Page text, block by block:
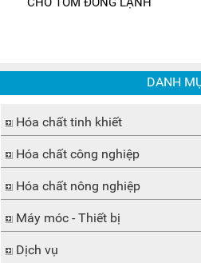
DANH
Hóa chất tinh khiết
Hóa chất công nghiệp
Hóa chất nông nghiệp
Máy móc - Thiết bị
Dịch vụ